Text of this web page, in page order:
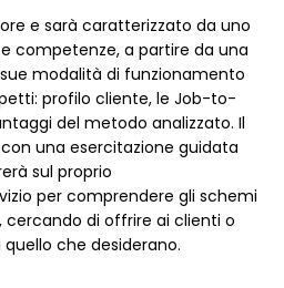
e sarà caratterizzato da uno
competenze, a partire da una
modalità di funzionamento
profilo cliente, le Job-to-
del metodo analizzato. Il
una esercitazione guidata
sul proprio
per comprendere gli schemi
cercando di offrire ai clienti o
che desiderano.